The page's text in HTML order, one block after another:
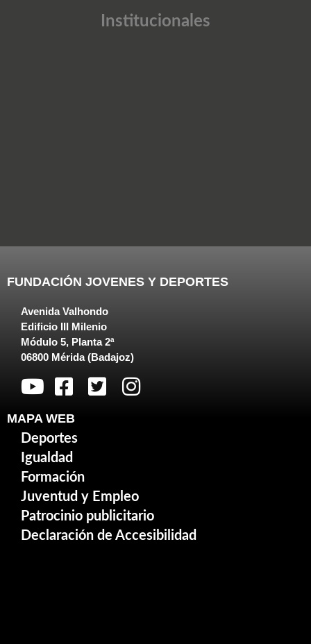
Institucionales
FUNDACIÓN JOVENES Y DEPORTES
Avenida Valhondo
Edificio III Milenio
Módulo 5, Planta 2ª
06800 Mérida (Badajoz)
MAPA WEB
Deportes
Igualdad
Formación
Juventud y Empleo
Patrocinio publicitario
Declaración de Accesibilidad